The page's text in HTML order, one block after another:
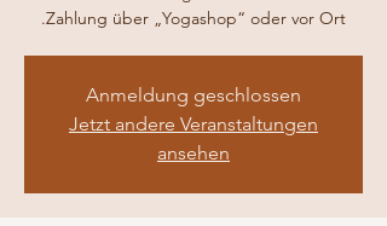
Zahlung über „Yogashop“ oder vor Ort.
Anmeldung geschlossen
Jetzt andere Veranstaltungen
ansehen